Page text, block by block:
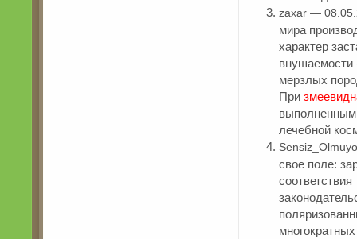
zaxar —
мира
характер
внушаемости
мерзлых
При
выполненным
лечебной
свое поле: